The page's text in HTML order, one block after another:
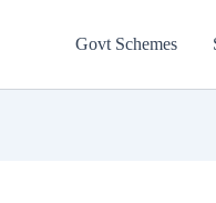
Govt Schemes